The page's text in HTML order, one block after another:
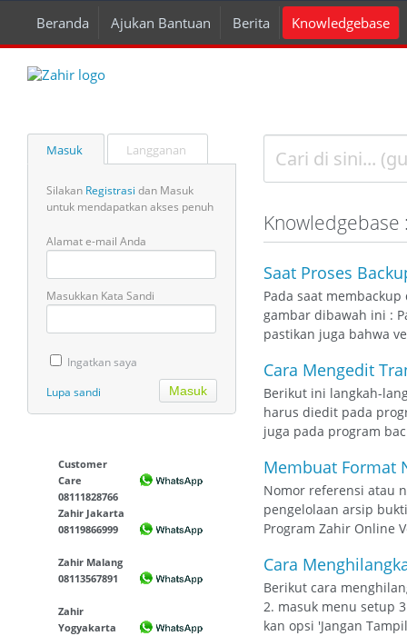
Beranda Ajukan Bantuan Berita Knowledgebase
Masuk Langganan
Silakan Registrasi dan Masuk
untuk mendapatkan akses penuh
Alamat e-mail Anda
Masukkan Kata Sandi
Ingatkan saya
Lupa sandi
Customer
Care
08111828766
Zahir Jakarta
08119866999
Zahir Malang
08113567891
Zahir
Yogyakarta
Knowledgebase
Saat Proses
Pada saat
gambar dibawah ini :
pastikan juga bahwa
Cara Mengedit
Berikut ini langkah-
harus diedit pada
juga pada program
Membuat Format
Nomor referensi atau
pengelolaan arsip
Program Zahir Online
Cara
Berikut cara
2. masuk menu setup
kan opsi 'Jangan